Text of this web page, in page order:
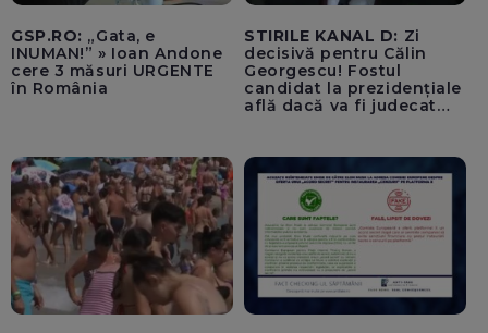
GSP.RO: „Gata, e
INUMAN!” » Ioan Andone
cere 3 măsuri URGENTE
în România
STIRILE KANAL D: Zi
decisivă pentru Călin
Georgescu! Fostul
candidat la prezidențiale
află dacă va fi judecat